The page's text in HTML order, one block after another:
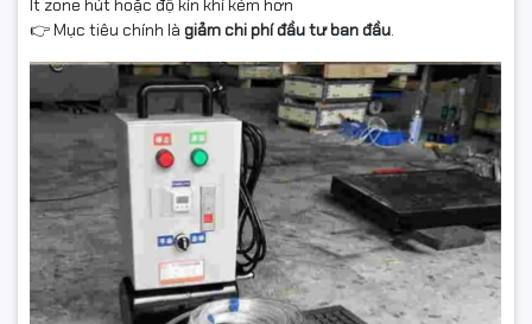
👉 Mục tiêu chính là giảm chi phí đầu tư ban đầu